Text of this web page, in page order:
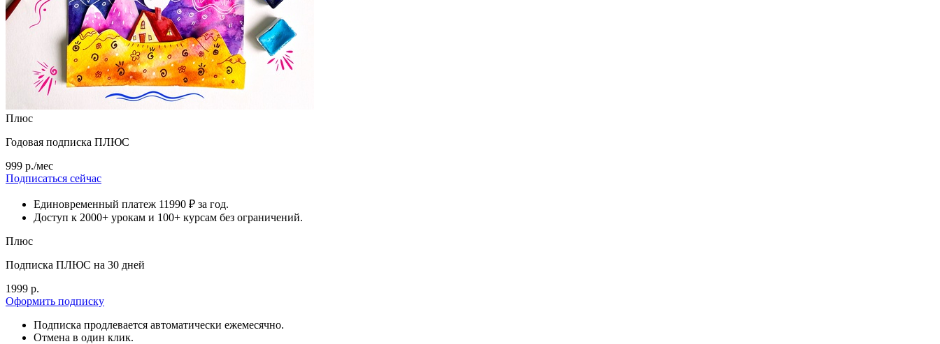
Плюс
Годовая подписка ПЛЮС
999 р./мес
Подписаться сейчас
Единовременный платеж 11990 ₽ за год.
Доступ к 2000+ урокам и 100+ курсам без ограничений.
Плюс
Подписка ПЛЮС на 30 дней
1999 р.
Оформить подписку
Подписка продлевается автоматически ежемесячно.
Отмена в один клик.